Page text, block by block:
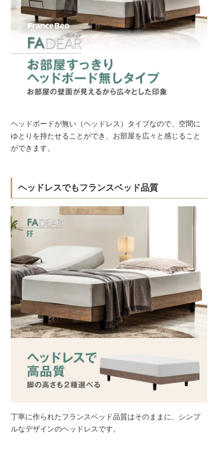
ヘッドボードが無い（ヘッドレス）タイプなので、空間に
ゆとりを持たせることができ、お部屋を広々と感じること
ができます。
ヘッドレスでもフランスベッド品質
丁寧に作られたフランスベッド品質はそのままに、シンプ
ルなデザインのヘッドレスです。